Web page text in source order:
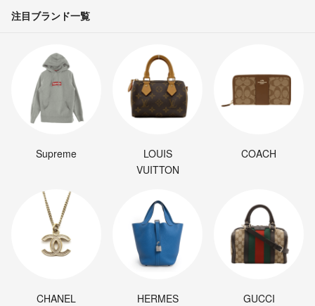
注目ブランド一覧
Supreme
LOUIS
VUITTON
COACH
CHANEL HERMES GUCCI